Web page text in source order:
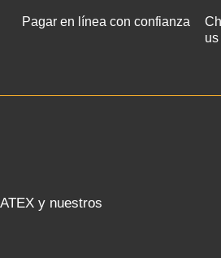
Pagar en línea con confianza
us
y nuestros